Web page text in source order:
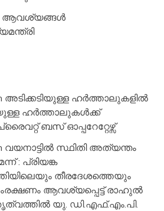
ആവശ്യങ്ങൾ
അടിക്കടിയുള്ള ഹർത്താലുകളിൽ
ഹർത്താലുകൾക്ക്
ബസ് ഓപ്പറേറ്റേഴ്സ്
വയനാട്ടിൽ സ്ഥിതി അത്യന്തം
: പ്രിയങ്ക
തീരദേശത്തെയും
ആവശ്യപ്പെട്ട് രാഹുൽ
യു. ഡി.എഫ്.എം.പി.